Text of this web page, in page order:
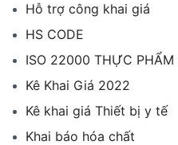
Hỗ trợ công khai giá
HS CODE
ISO 22000 THỰC PHẨM
Kê Khai Giá 2022
Kê khai giá Thiết bị y tế
Khai báo hóa chất